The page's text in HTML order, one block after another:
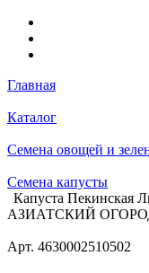
Главная
Каталог
Семена овощей и
Семена капусты
Капуста Пекинская
АЗИАТСКИЙ
Арт. 4630002510502